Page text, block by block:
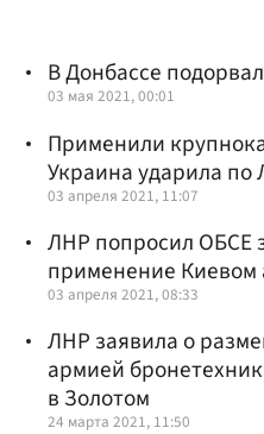
В Донбассе
03 мая 2021, 00:01
Применили
Украина ударила по
03 апреля 2021, 11:07
ЛНР попросил ОБСЕ
применение Киевом
03 апреля 2021, 08:33
ЛНР заявила о
армией
в Золотом
24 марта 2021, 11:50